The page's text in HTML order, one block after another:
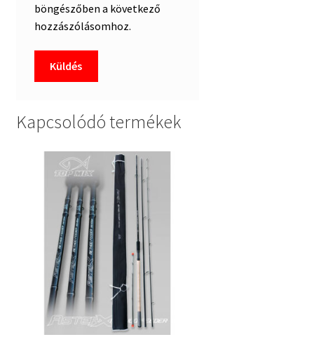
böngészőben a következő
hozzászólásomhoz.
Kapcsolódó termékek